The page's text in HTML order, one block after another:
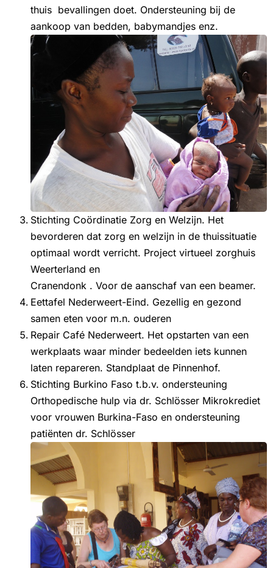
thuis bevallingen doet. Ondersteuning bij de
aankoop van bedden, babymandjes enz.
Stichting Coördinatie Zorg en Welzijn. Het
bevorderen dat zorg en welzijn in de thuissituatie
optimaal wordt verricht. Project virtueel zorghuis
Weerterland en
Cranendonk . Voor de aanschaf van een beamer.
Eettafel Nederweert-Eind. Gezellig en gezond
samen eten voor m.n. ouderen
Repair Café Nederweert. Het opstarten van een
werkplaats waar minder bedeelden iets kunnen
laten repareren. Standplaat de Pinnenhof.
Stichting Burkino Faso t.b.v. ondersteuning
Orthopedische hulp via dr. Schlösser Mikrokrediet
voor vrouwen Burkina-Faso en ondersteuning
patiënten dr. Schlösser